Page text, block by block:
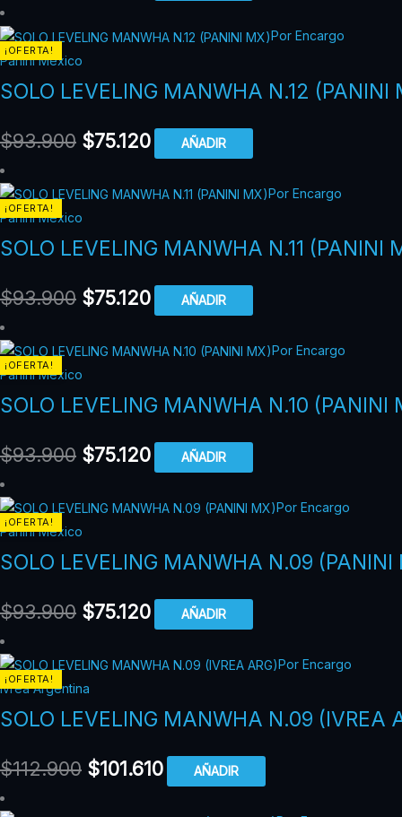
¡OFERTA!
Por Encargo
Panini México
SOLO LEVELING MANWHA N.12 (PANINI
$93.900 $75.120 AÑADIR
¡OFERTA!
Por Encargo
Panini México
SOLO LEVELING MANWHA N.11 (PANINI
$93.900 $75.120 AÑADIR
¡OFERTA!
Por Encargo
Panini México
SOLO LEVELING MANWHA N.10 (PANINI
$93.900 $75.120 AÑADIR
¡OFERTA!
Por Encargo
Panini México
SOLO LEVELING MANWHA N.09 (PANINI
$93.900 $75.120 AÑADIR
¡OFERTA!
Por Encargo
Ivrea Argentina
SOLO LEVELING MANWHA N.09 (IVREA
$112.900 $101.610 AÑADIR